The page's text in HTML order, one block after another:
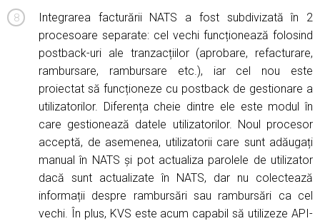
Integrarea facturării NATS a fost subdivizată în 2
procesoare separate: cel vechi funcționează folosind
postback-uri ale tranzacțiilor (aprobare, refacturare,
rambursare, rambursare etc.), iar cel nou este
proiectat să funcționeze cu postback de gestionare a
utilizatorilor. Diferența cheie dintre ele este modul în
care gestionează datele utilizatorilor. Noul procesor
acceptă, de asemenea, utilizatorii care sunt adăugați
manual în NATS și pot actualiza parolele de utilizator
dacă sunt actualizate în NATS, dar nu colectează
informații despre rambursări sau rambursări ca cel
vechi. În plus, KVS este acum capabil să utilizeze API-